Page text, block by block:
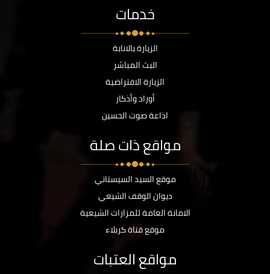
خدمات
الزيارة بالانابة
البث المباشر
الزيارة الافتراضية
أوراد وأذكار
اذاعة صوت الحسين
مواقع ذات صلة
موقع السيد السيستاني
ديوان الوقف الشيعي
الامانة العامة للمزارات الشيعية
موقع قناة كربلاء
مواقع العتبات